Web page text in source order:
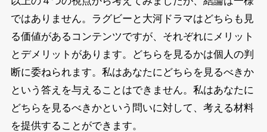
ではありません。ラグビーと大河ドラマはどちらも見
る価値があるコンテンツですが、それぞれにメリット
とデメリットがあります。どちらを見るかは個人の判
断に委ねられます。私はあなたにどちらを見るべきか
という答えを与えることはできません。私はあなたに
どちらを見るべきかという問いに対して、考える材料
を提供することができます。